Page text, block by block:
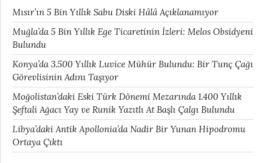
Mısır’ın 5 Bin Yıllık Sabu Diski Hâlâ Açıklanamıyor
Muğla’da 5 Bin Yıllık Ege Ticaretinin İzleri: Melos Obsidyeni
Bulundu
Konya’da 3.500 Yıllık Luvice Mühür Bulundu: Bir Tunç Çağı
Görevlisinin Adını Taşıyor
Moğolistan’daki Eski Türk Dönemi Mezarında 1.400 Yıllık
Şeftali Ağacı Yay ve Runik Yazıtlı At Başlı Çalgı Bulundu
Libya’daki Antik Apollonia’da Nadir Bir Yunan Hipodromu
Ortaya Çıktı